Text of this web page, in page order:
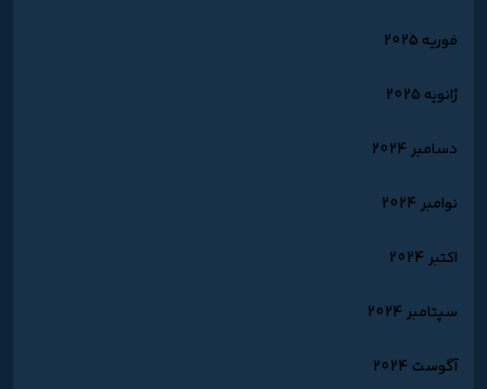
فوریه 2025
ژانویه 2025
دسامبر 2024
نوامبر 2024
اکتبر 2024
سپتامبر 2024
آگوست 2024